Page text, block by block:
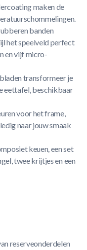
maken de
banden
het speelveld perfect
en vijf micro-
transformeer je
eettafel, beschikbaar
voor het frame,
naar jouw smaak
keuen, een set
twee krijtjes en een
reserveonderdelen